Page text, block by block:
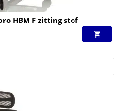
HBM F zitting stof